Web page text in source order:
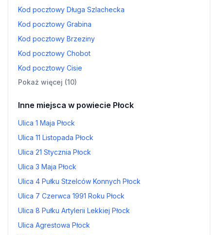
Kod pocztowy Długa Szlachecka
Kod pocztowy Grabina
Kod pocztowy Brzeziny
Kod pocztowy Chobot
Kod pocztowy Cisie
Pokaż więcej (10)
Inne miejsca w powiecie Płock
Ulica 1 Maja Płock
Ulica 11 Listopada Płock
Ulica 21 Stycznia Płock
Ulica 3 Maja Płock
Ulica 4 Pułku Stzelców Konnych Płock
Ulica 7 Czerwca 1991 Roku Płock
Ulica 8 Pułku Artylerii Lekkiej Płock
Ulica Agrestowa Płock